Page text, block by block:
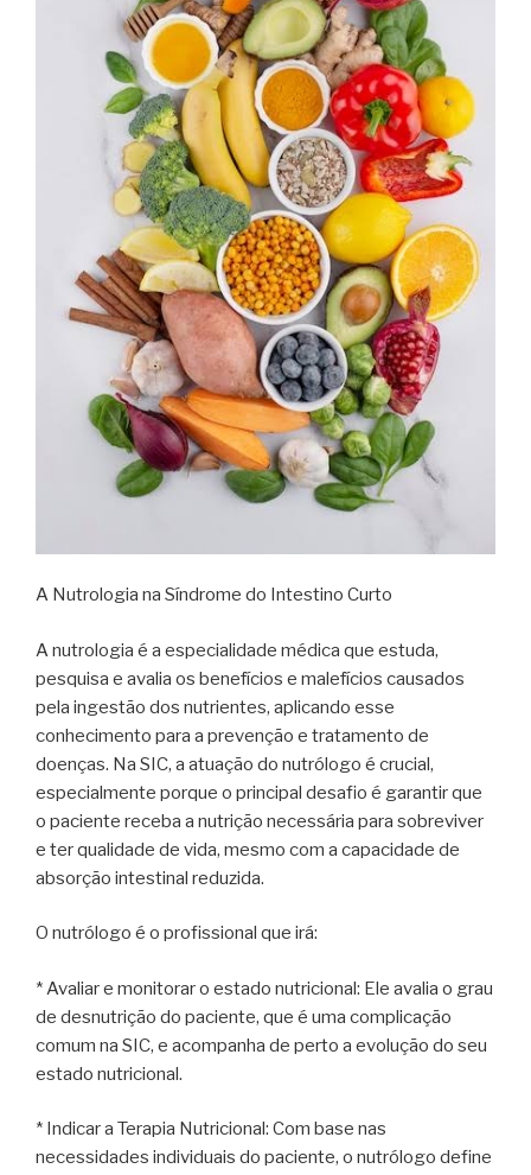
A Nutrologia na Síndrome do Intestino Curto
A nutrologia é a especialidade médica que estuda,
pesquisa e avalia os benefícios e malefícios causados
pela ingestão dos nutrientes, aplicando esse
conhecimento para a prevenção e tratamento de
doenças. Na SIC, a atuação do nutrólogo é crucial,
especialmente porque o principal desafio é garantir que
o paciente receba a nutrição necessária para sobreviver
e ter qualidade de vida, mesmo com a capacidade de
absorção intestinal reduzida.
O nutrólogo é o profissional que irá:
* Avaliar e monitorar o estado nutricional: Ele avalia o grau
de desnutrição do paciente, que é uma complicação
comum na SIC, e acompanha de perto a evolução do seu
estado nutricional.
* Indicar a Terapia Nutricional: Com base nas
necessidades individuais do paciente, o nutrólogo define